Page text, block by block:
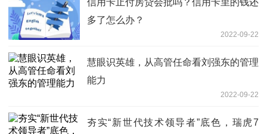
多了怎么办？
2022-09-22
慧眼识英雄，从高管任命看刘强东的管理
能力
2022-09-22
夯实“新世代技术领导者”底色，瑞虎7